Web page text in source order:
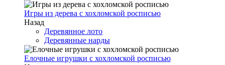
Игры из дерева с хохломской росписью
Назад
Деревянное лото
Деревянные нарды
Елочные игрушки с хохломской росписью